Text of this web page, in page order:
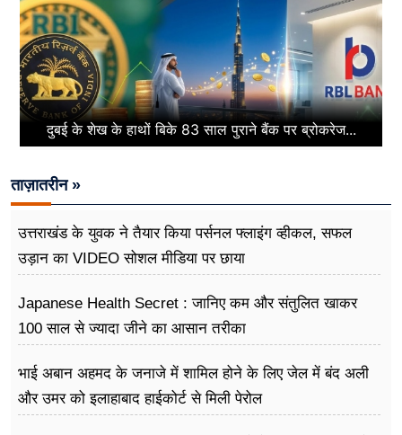
दुबई के शेख के हाथों बिके 83 साल पुराने बैंक पर ब्रोकरेज...
ताज़ातरीन »
उत्तराखंड के युवक ने तैयार किया पर्सनल फ्लाइंग व्हीकल, सफल
उड़ान का VIDEO सोशल मीडिया पर छाया
Japanese Health Secret : जानिए कम और संतुलित खाकर
100 साल से ज्यादा जीने का आसान तरीका
भाई अबान अहमद के जनाजे में शामिल होने के लिए जेल में बंद अली
और उमर को इलाहाबाद हाईकोर्ट से मिली पेरोल